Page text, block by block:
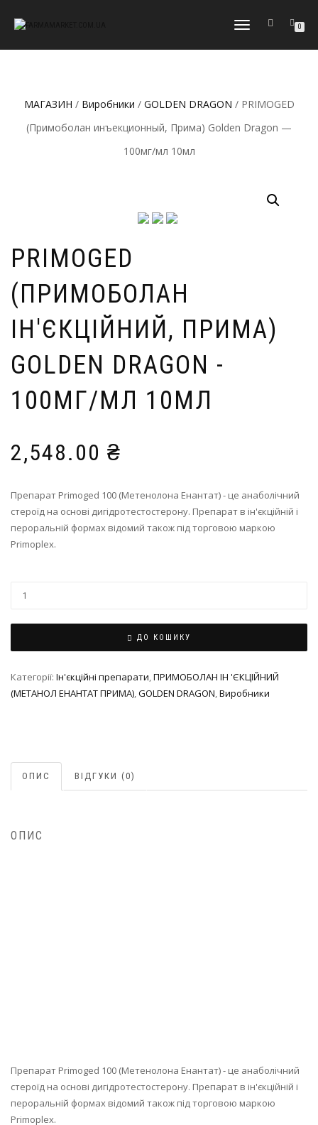
МОБІЛЬНЕ
0
МАГАЗИН / Виробники / GOLDEN DRAGON / PRIMOGED
(Примоболан инъекционный, Прима) Golden Dragon —
100мг/мл 10мл
PRIMOGED
(ПРИМОБОЛАН
ІН'ЄКЦІЙНИЙ, ПРИМА)
GOLDEN DRAGON -
100МГ/МЛ 10МЛ
2,548.00 ₴
Препарат Primoged 100 (Метенолона Енантат) - це анаболічний
стероїд на основі дигідротестостерону. Препарат в ін'єкційній і
пероральній формах відомий також під торговою маркою
Primoplex.
ДО КОШИКУ
Категорії: Ін'єкційні препарати,ПРИМОБОЛАН ІН 'ЄКЦІЙНИЙ
(МЕТАНОЛ ЕНАНТАТ ПРИМА),GOLDEN DRAGON,Виробники
ОПИС ВІДГУКИ (0)
ОПИС
Препарат Primoged 100 (Метенолона Енантат) - це анаболічний
стероїд на основі дигідротестостерону. Препарат в ін'єкційній і
пероральній формах відомий також під торговою маркою
Primoplex.